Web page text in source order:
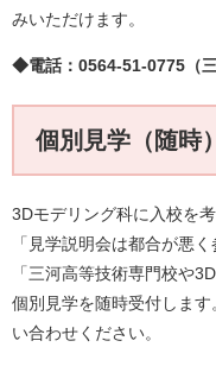
みいただけます。
◆電話：0564-51-0775（三
個別見学（随時）
​3Dモデリング科に入校を考
「見学説明会は都合が悪く
「三河高等技術専門校や
個別見学を随時受付しま
い合わせください。